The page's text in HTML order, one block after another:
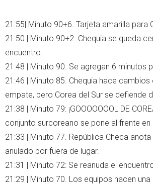
21:55| Minuto 90+6. Tarjeta amarilla para
21:50 | Minuto 90+2. Chequia se queda
encuentro.
21:48 | Minuto 90. Se agregan 6 minutos
21:46 | Minuto 85. Chequia hace cambios
empate, pero Corea del Sur se defiende
21:38 | Minuto 79: ¡GOOOOOOOL DE
conjunto surcoreano se pone al frente en
21:33 | Minuto 77. República Checa
anulado por fuera de lugar.
21:31 | Minuto 72: Se reanuda el
21:29 | Minuto 70. Los equipos hacen